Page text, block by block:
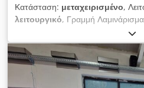
Κατάσταση: μεταχειρισμένο,
λειτουργικό, Γραμμή
Αποτελείται από: Dodoy I Sd
TERRUZZI – Έτος κατασκευής
LISEC HVM26B6 – Έτος
Μηχάνημα Στεγνώματος